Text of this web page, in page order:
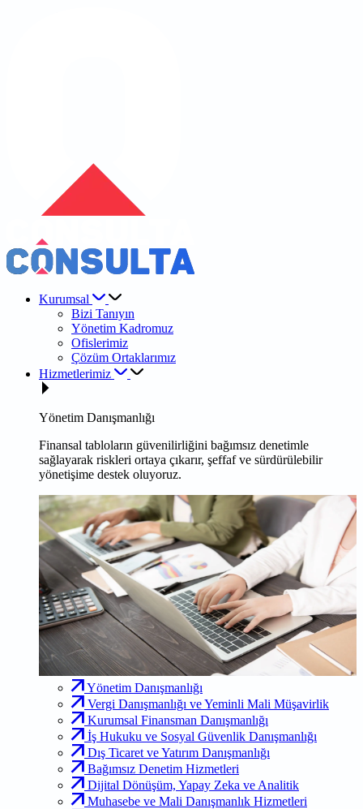
Kurumsal
Bizi Tanıyın
Yönetim Kadromuz
Ofislerimiz
Çözüm Ortaklarımız
Hizmetlerimiz
Yönetim Danışmanlığı
Finansal tabloların güvenilirliğini bağımsız denetimle
sağlayarak riskleri ortaya çıkarır, şeffaf ve sürdürülebilir
yönetişime destek oluyoruz.
Yönetim Danışmanlığı
Vergi Danışmanlığı ve Yeminli Mali Müşavirlik
Kurumsal Finansman Danışmanlığı
İş Hukuku ve Sosyal Güvenlik Danışmanlığı
Dış Ticaret ve Yatırım Danışmanlığı
Bağımsız Denetim Hizmetleri
Dijital Dönüşüm, Yapay Zeka ve Analitik
Muhasebe ve Mali Danışmanlık Hizmetleri